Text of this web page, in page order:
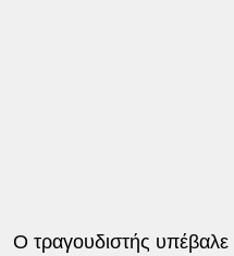
Ο τραγουδιστής υπέβαλε